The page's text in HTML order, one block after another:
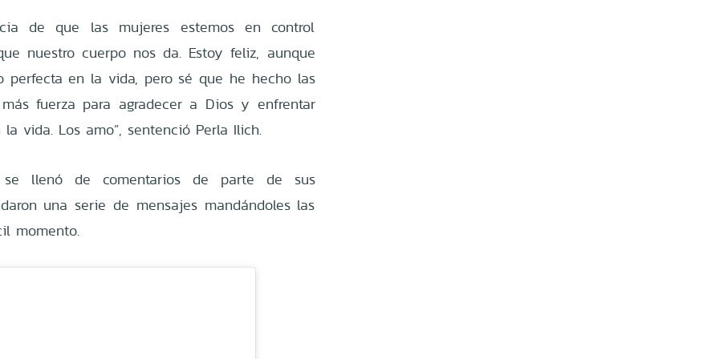
de que las mujeres estemos en control
nuestro cuerpo nos da. Estoy feliz, aunque
perfecta en la vida, pero sé que he hecho las
fuerza para agradecer a Dios y enfrentar
vida. Los amo”, sentenció Perla Ilich.
llenó de comentarios de parte de sus
una serie de mensajes mandándoles las
momento.